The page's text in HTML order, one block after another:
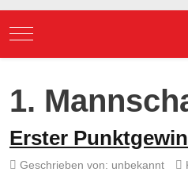
Mobile Menu Toggle
1.
Erster
Geschrieben von: unbekannt